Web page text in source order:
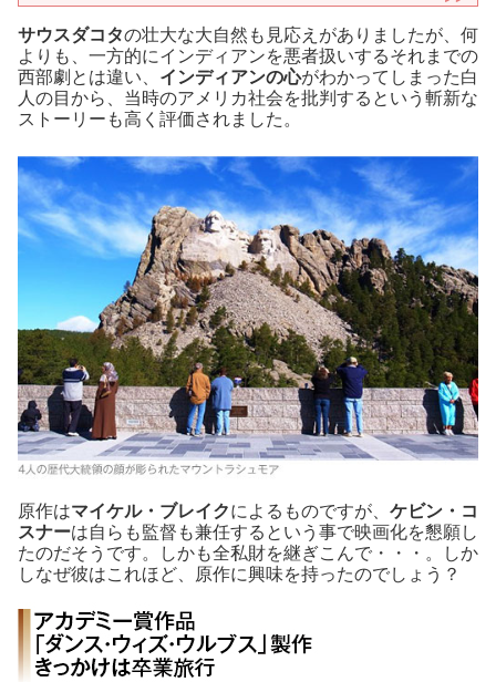
サウスダコタの壮大な大自然も見応えがありましたが、何
よりも、一方的にインディアンを悪者扱いするそれまでの
西部劇とは違い、 インディアンの心がわかってしまった白
人の目から、当時のアメリカ社会を批判するという斬新な
ストーリーも高く評価されました。
原作はマイケル・ブレイクによるものですが、 ケビン・コ
スナーは自らも監督も兼任するという事で映画化を懇願し
たのだそうです。しかも全私財を継ぎこんで・・・。しか
しなぜ彼はこれほど、原作に興味を持ったのでしょう？